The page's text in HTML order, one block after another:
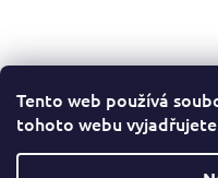
Tento web používá
tohoto webu
Facebook